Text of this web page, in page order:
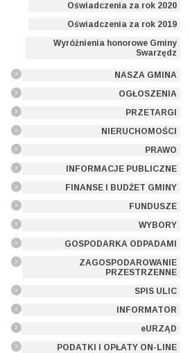
Oświadczenia za rok 2020
Oświadczenia za rok 2019
Wyróżnienia honorowe Gminy
Swarzędz
NASZA GMINA
OGŁOSZENIA
PRZETARGI
NIERUCHOMOŚCI
PRAWO
INFORMACJE PUBLICZNE
FINANSE I BUDŻET GMINY
FUNDUSZE
WYBORY
GOSPODARKA ODPADAMI
ZAGOSPODAROWANIE
PRZESTRZENNE
SPIS ULIC
INFORMATOR
eURZĄD
PODATKI I OPŁATY ON-LINE